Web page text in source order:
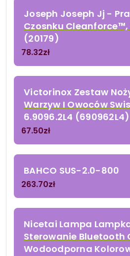
Joseph Joseph Jj -
Czosnku
(20179)
78.32zł
Victorinox Zestaw
Warzyw I Owoców
6.9096.2L4 (690962L4)
67.50zł
BAHCO SUS-2.0-800
263.70zł
Nicetai Lampa
Sterowanie Bluetooth
Wodoodporna